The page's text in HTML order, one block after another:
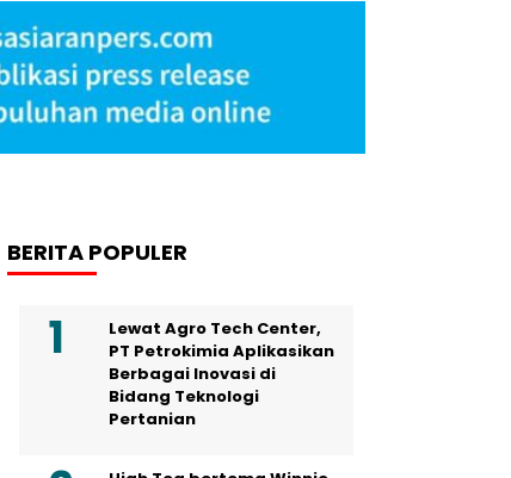
BERITA POPULER
Lewat Agro Tech Center,
PT Petrokimia Aplikasikan
Berbagai Inovasi di
Bidang Teknologi
Pertanian